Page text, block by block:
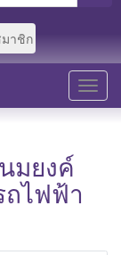
าชิก
T
o
มยงค์
ไฟฟ้า